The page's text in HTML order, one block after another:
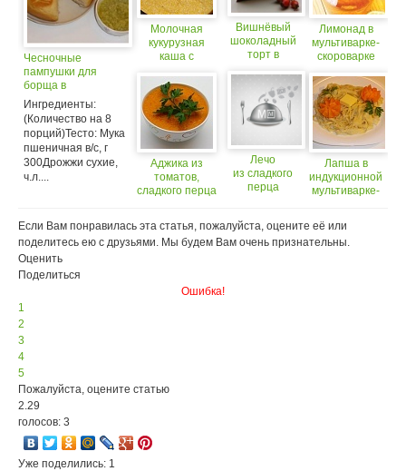
Чесночные
пампушки для
борща в
мультиварке-
скороварке
Oursson
MP5015PSD
Ингредиенты:
(Количество на 8
порций)Тесто: Мука
пшеничная в/с, г
300Дрожжи сухие,
ч.л....
Молочная
кукурузная
каша с
приготовления
в мультиварке-
скороварке
Oursson
MP5015PSD
Аджика из
томатов,
сладкого перца
машин
КМ1010НSD
Вишнёвый
шоколадный
торт в
MP5015PSD
Лечо
из сладкого
перца
Лимонад в
мультиварке-
скороварке
MP5002PSD
Лапша в
индукционной
мультиварке-
Mi5040PSD
Если Вам понравилась эта статья, пожалуйста, оцените её или
поделитесь ею с друзьями. Мы будем Вам очень признательны.
Оценить
Поделиться
Ошибка!
1
2
3
4
5
Пожалуйста, оцените статью
2.29
голосов: 3
Уже поделились: 1